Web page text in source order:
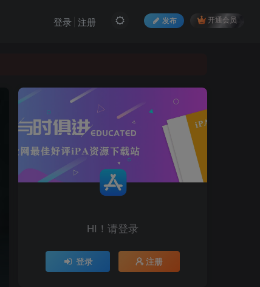
发布 开通会员
登录 注册
HI！请登录
登录 注册